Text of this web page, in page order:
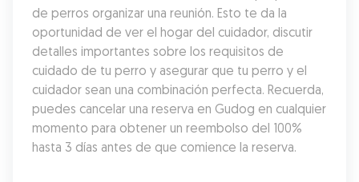
de perros organizar una reunión. Esto te da la
oportunidad de ver el hogar del cuidador, discutir
detalles importantes sobre los requisitos de
cuidado de tu perro y asegurar que tu perro y el
cuidador sean una combinación perfecta. Recuerda,
puedes cancelar una reserva en Gudog en cualquier
momento para obtener un reembolso del 100%
hasta 3 días antes de que comience la reserva.